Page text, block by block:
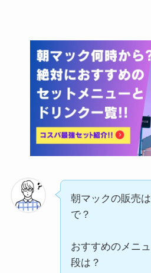
朝マックの販売
で？
おすすめのメニ
段は？